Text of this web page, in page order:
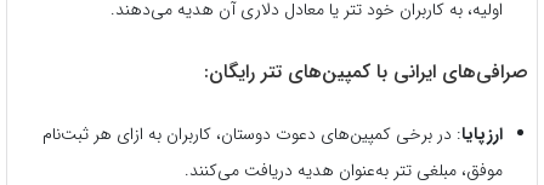
اولیه، به کاربران خود تتر یا معادل دلاری آن هدیه می‌دهند.
صرافی‌های ایرانی با کمپین‌های تتر رایگان:
ارزپایا: در برخی کمپین‌های دعوت دوستان، کاربران به ازای هر ثبت‌نام
موفق، مبلغی تتر به‌عنوان هدیه دریافت می‌کنند.